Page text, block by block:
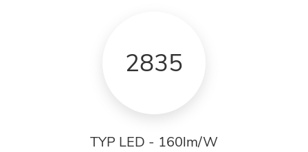
2835
TYP LED - 160lm/W